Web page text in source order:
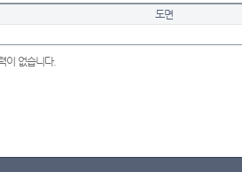
도면
이 없습니다.